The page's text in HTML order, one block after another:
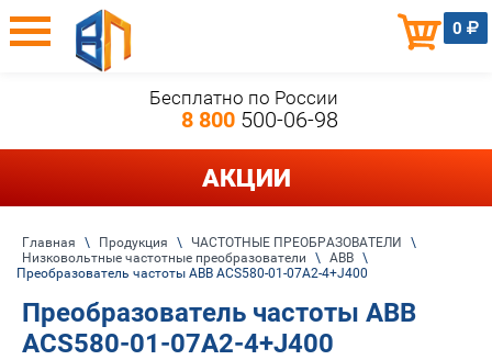
0
Бесплатно по России
8 800500-06-98
АКЦИИ
Главная \ Продукция \ ЧАСТОТНЫЕ ПРЕОБРАЗОВАТЕЛИ
\
Низковольтные частотные преобразователи
\ ABB \
Преобразователь частоты ABB ACS580-01-07A2-4+J400
Преобразователь частоты ABB
ACS580-01-07A2-4+J400